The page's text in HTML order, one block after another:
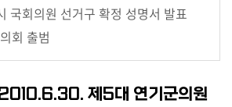
국회의원 선거구 확정 성명서 발표
회 출범
제5대 연기군의원